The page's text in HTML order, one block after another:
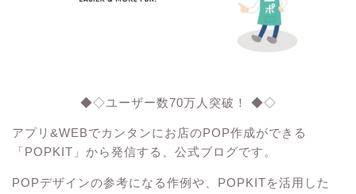
◆◇ユーザー数70万人突破！ ◆◇
アプリ&WEBでカンタンにお店のPOP作成ができる
「POPKIT」から発信する、公式ブログです。
POPデザインの参考になる作例や、POPKITを活用した